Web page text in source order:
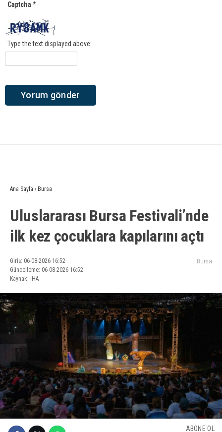
Captcha *
Type the text displayed above:
Ana Sayfa › Bursa
Uluslararası Bursa Festivali’nde
ilk kez çocuklara kapılarını açtı
Giriş: 06-08-2026 16:52
Güncelleme: 06-08-2026 16:52
Kaynak: İHA
Bursa
ABONE OL